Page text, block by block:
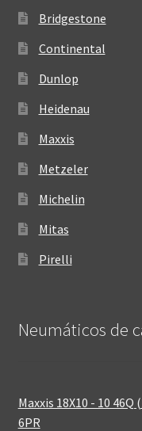
Bridgestone
Continental
Dunlop
Heidenau
Maxxis
Metzeler
Michelin
Mitas
Pirelli
Neumáticos de
Maxxis 18X10 - 10 46Q
6PR